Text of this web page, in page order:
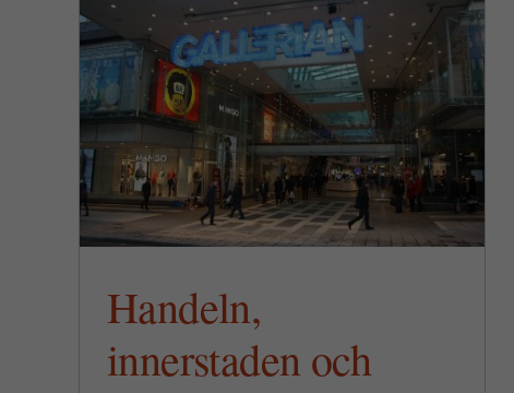
Handeln,
innerstaden och
1700-talets stockholmare
roade sig med shopping